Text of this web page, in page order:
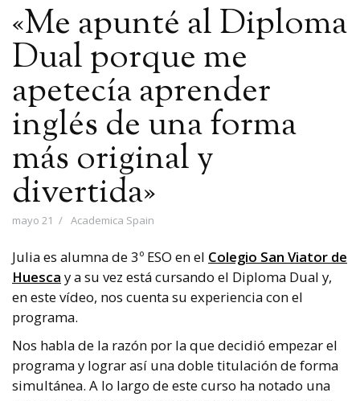
«Me apunté al Diploma
Dual porque me
apetecía aprender
inglés de una forma
más original y
divertida»
mayo 21 Academica Spain
Julia es alumna de 3º ESO en el Colegio San Viator de
Huesca y a su vez está cursando el Diploma Dual y,
en este vídeo, nos cuenta su experiencia con el
programa.
Nos habla de la razón por la que decidió empezar el
programa y lograr así una doble titulación de forma
simultánea. A lo largo de este curso ha notado una